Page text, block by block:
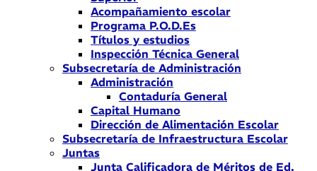
Acompañamiento escolar
Programa P.O.D.Es
Títulos y estudios
Inspección Técnica General
Subsecretaría de Administración
Administración
Contaduría General
Capital Humano
Dirección de Alimentación Escolar
Subsecretaría de Infraestructura Escolar
Juntas
Junta Calificadora de Méritos de Ed.